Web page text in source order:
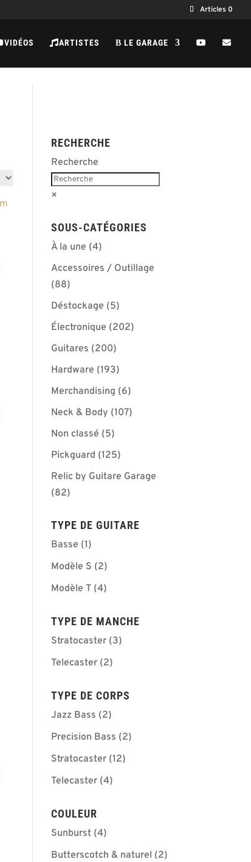
Articles 0
VIDÉOS ARTISTES B LE GARAGE
RECHERCHE
Recherche
×
SOUS-CATÉGORIES
À la une (4)
Accessoires / Outillage
(88)
Déstockage (5)
Électronique (202)
Guitares (200)
Hardware (193)
Merchandising (6)
Neck & Body (107)
Non classé (5)
Pickguard (125)
Relic by Guitare Garage
(82)
TYPE DE GUITARE
Basse (1)
Modèle S (2)
Modèle T (4)
TYPE DE MANCHE
Stratocaster (3)
Telecaster (2)
TYPE DE CORPS
Jazz Bass (2)
Precision Bass (2)
Stratocaster (12)
Telecaster (4)
COULEUR
Sunburst (4)
Butterscotch & naturel (2)